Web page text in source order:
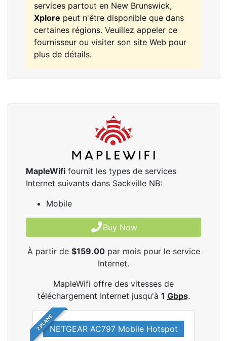
services partout en New Brunswick,
Xplore peut n'être disponible que dans
certaines régions. Veuillez appeler ce
fournisseur ou visiter son site Web pour
plus de détails.
MapleWifi fournit les types de services
Internet suivants dans Sackville NB:
Mobile
Buy Now
À partir de $159.00par mois pour le service
Internet.
MapleWifi offre des vitesses de
téléchargement Internet jusqu'à 1 Gbps.
2 PLANSNETGEAR AC797 Mobile Hotspot